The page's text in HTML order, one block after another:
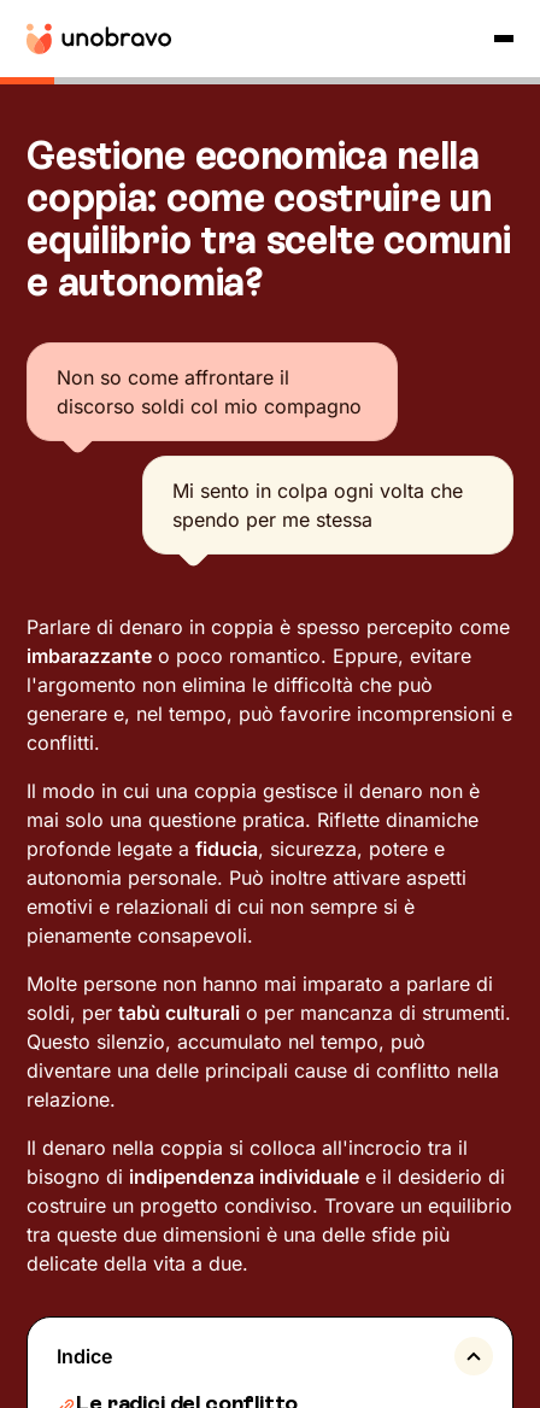
Gestione economica nella
coppia: come costruire un
equilibrio tra scelte comuni
e autonomia?
Non so come affrontare il
discorso soldi col mio compagno
Mi sento in colpa ogni volta che
spendo per me stessa
Parlare di denaro in coppia è spesso percepito come
imbarazzante o poco romantico. Eppure, evitare
l'argomento non elimina le difficoltà che può
generare e, nel tempo, può favorire incomprensioni e
conflitti.
Il modo in cui una coppia gestisce il denaro non è
mai solo una questione pratica. Riflette dinamiche
profonde legate afiducia, sicurezza, potere e
autonomia personale. Può inoltre attivare aspetti
emotivi e relazionali di cui non sempre si è
pienamente consapevoli.
Molte persone non hanno mai imparato a parlare di
soldi, pertabù culturali o per mancanza di strumenti.
Questo silenzio, accumulato nel tempo, può
diventare una delle principali cause di conflitto nella
relazione.
Il denaro nella coppia si colloca all'incrocio tra il
bisogno di indipendenza individuale e il desiderio di
costruire un progetto condiviso. Trovare un equilibrio
tra queste due dimensioni è una delle sfide più
delicate della vita a due.
Indice